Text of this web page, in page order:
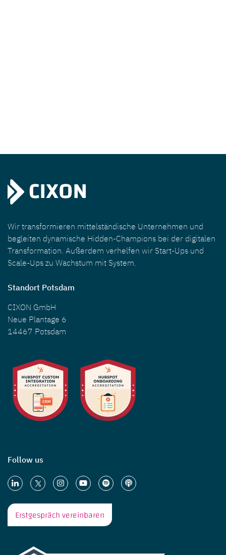
Wir transformieren mittelständische Unternehmen und
begleiten dynamische Hidden-Champions bei der digitalen
Transformation. Außerdem verhelfen wir Start-Ups und
Scale-Ups zu Wachstum mit System.
Standort Potsdam
CIXON GmbH
Neue Plantage 6
14467 Potsdam
Follow us
Erstgespräch vereinbaren